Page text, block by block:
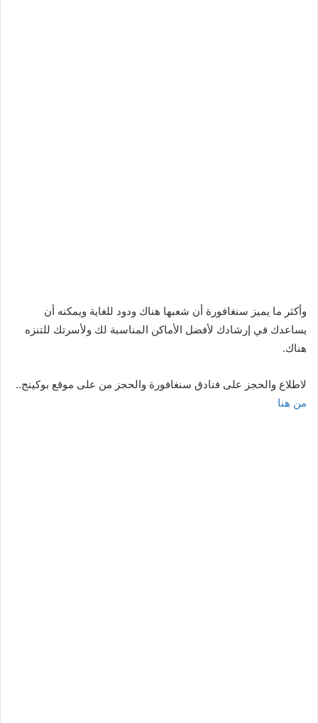
وأكثر ما يميز سنغافورة أن شعبها هناك ودود للغاية ويمكنه أن
يساعدك في إرشادك لأفضل الأماكن المناسبة لك ولأسرتك للتنزه
هناك.
لاطلاع والحجز على فنادق سنغافورة والحجز من على موقع بوكينج..
من هنا